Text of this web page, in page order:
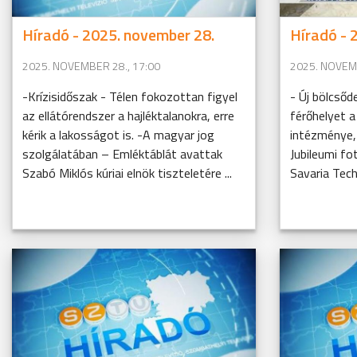
Híradó - 2025. november 28.
2025. NOVEMBER 28., 17:00
-Krízisidőszak - Télen fokozottan figyel
az ellátórendszer a hajléktalanokra, erre
kérik a lakosságot is. -A magyar jog
szolgálatában – Emléktáblát avattak
Szabó Miklós kúriai elnök tiszteletére ...
Híradó -
2025.
- Új
férőhelyet
Jubileumi
Savaria